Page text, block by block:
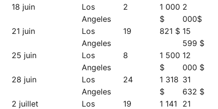
18 juin
Los
Angeles
2
1 000
$
2
000$
21 juin
Los
Angeles
19 821 $ 15
599 $
25 juin
Los
Angeles
8
1 500
$
12
000 $
28 juin
Los
Angeles
24
1 318
$
31
632 $
2 juillet
Los
19
1 141
21